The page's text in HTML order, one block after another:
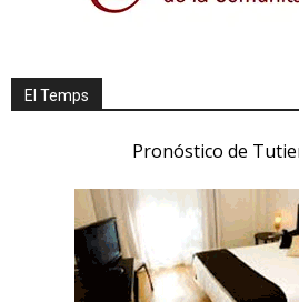
El Temps
Pronóstico de